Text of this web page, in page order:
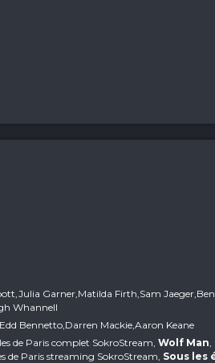
Garner,Matilda Firth,Sam
Whannell
Bennetto,Darren Mackie,Aaron Keane
de Paris complet SokroStream,Wolf Man,
de Paris streaming SokroStream, Sous les